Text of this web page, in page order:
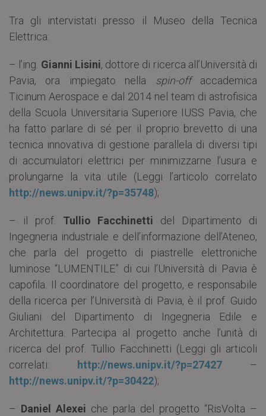
Tra gli intervistati presso il Museo della Tecnica
Elettrica:
– l’ing. Gianni Lisini, dottore di ricerca all’Università di
Pavia, ora impiegato nella spin-offaccademica
Ticinum Aerospace e dal 2014 nel team di astrofisica
della Scuola Universitaria Superiore IUSS Pavia, che
ha fatto parlare di sé per il proprio brevetto di una
tecnica innovativa di gestione parallela di diversi tipi
di accumulatori elettrici per minimizzarne l’usura e
prolungarne la vita utile (Leggi l’articolo correlato
http://news.unipv.it/?p=35748);
– il prof. Tullio Facchinetti del Dipartimento di
Ingegneria industriale e dell’informazione dell’Ateneo,
che parla del progetto di piastrelle elettroniche
luminose “LUMENTILE” ​di cui l’Università di Pavia è
capofila. Il coordinatore del progetto, e responsabile
della ricerca per l’Università di Pavia, è il prof. Guido
Giuliani del Dipartimento di Ingegneria Edile e
Architettura. Partecipa al progetto anche l’unità di
ricerca del prof. Tullio Facchinetti (Leggi gli articoli
correlati:
http://news.unipv.it/?p=27427 –
http://news.unipv.it/?p=30422);
– Daniel Alexei che parla del progetto “RisVolta –